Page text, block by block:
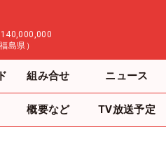
島県）
組み合せ ニュース
概要など TV放送予定